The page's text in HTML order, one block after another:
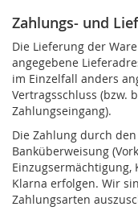
Zahlungs- und
Die Lieferung der
angegebene
im Einzelfall anders
Vertragsschluss (bzw.
Zahlungseingang).
Die Zahlung durch
Banküberweisung
Einzugsermächtigung,
Klarna erfolgen. Wir
Zahlungsarten